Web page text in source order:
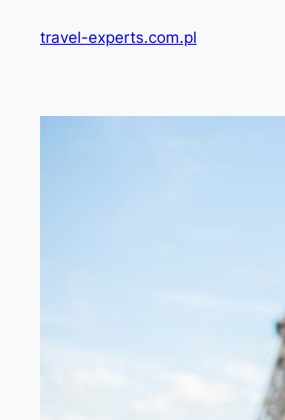
travel-experts.com.pl